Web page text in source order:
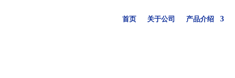
首页 关于公司 产品介绍